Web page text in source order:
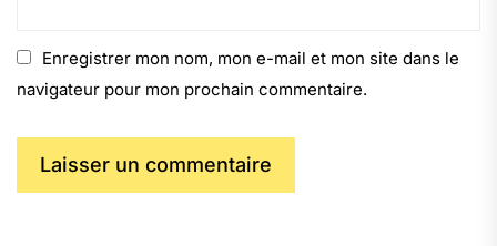
Enregistrer mon nom, mon e-mail et mon site dans le
navigateur pour mon prochain commentaire.